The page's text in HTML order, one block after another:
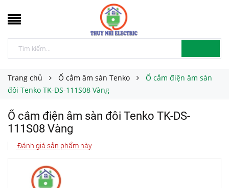
Trang chủ Ổ cắm âm sàn Tenko
Ổ cắm điện âm sàn
đôi Tenko TK-DS-111S08 Vàng
Ổ cắm điện âm sàn đôi Tenko TK-DS-
111S08 Vàng
Đánh giá sản phẩm này